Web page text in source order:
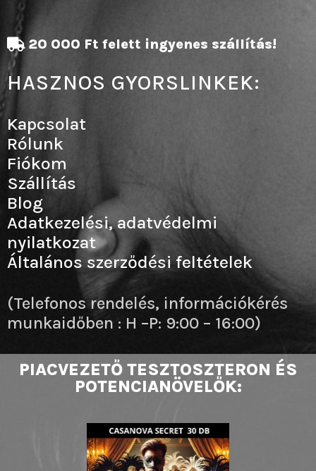
PIACVEZETŐ TESZTOSZTERON ÉS
POTENCIANÖVELŐK:
20 000 Ft felett ingyenes szállítás!
HASZNOS GYORSLINKEK:
Kapcsolat
Rólunk
Fiókom
Szállítás
Blog
Adatkezelési, adatvédelmi
nyilatkozat
Általános szerződési feltételek
(Telefonos rendelés, információkérés
munkaidőben : H –P: 9:00 – 16:00)